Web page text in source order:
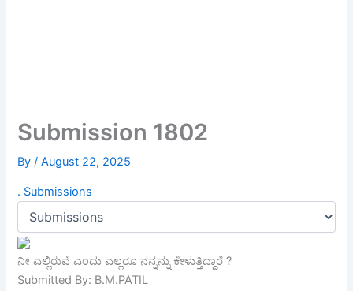
Submission 1802
By/August 22, 2025
. Submissions
ನೀ ಎಲ್ಲಿರುವೆ ಎಂದು ಎಲ್ಲರೂ ನನ್ನನ್ನು ಕೇಳುತ್ತಿದ್ದಾರೆ ?
Submitted By: B.M.PATIL